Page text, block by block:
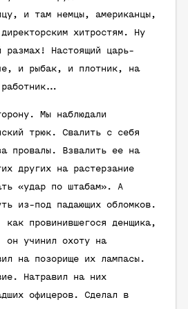
и там немцы, американцы,
хитростям. Ну
размах! Настоящий царь-
и рыбак, и плотник, на
Мы наблюдали
трюк. Свалить с себя
провалы. Взвалить ее на
других на растерзание
«удар по штабам». А
из-под падающих обломков.
как провинившегося денщика,
он учинил охоту на
на позорище их лампасы.
Натравил на них
офицеров. Сделал в